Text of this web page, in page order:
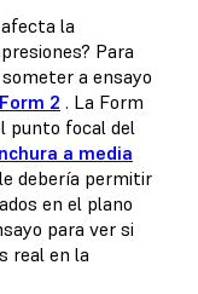
la
Para
a ensayo
2 . La Form
punto focal del
a media
debería permitir
en el plano
para ver si
real en la